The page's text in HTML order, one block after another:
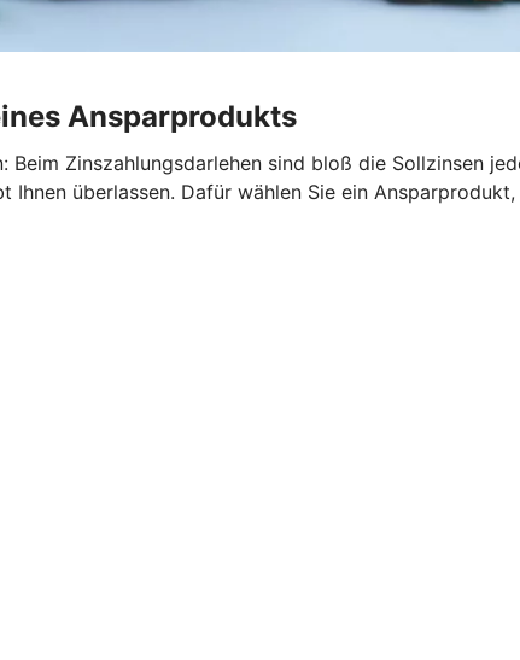
Ansparprodukts
Zinszahlungsdarlehen sind bloß die Sollzinsen
Ihnen überlassen. Dafür wählen Sie ein